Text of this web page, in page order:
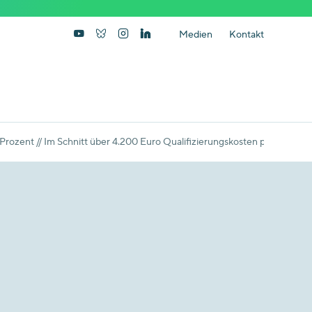
Medien Kontakt
// Im Schnitt über 4.200 Euro Qualifizierungskosten pro